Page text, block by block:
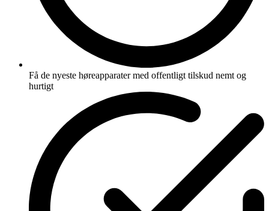
Få de nyeste høreapparater med offentligt tilskud nemt og
hurtigt